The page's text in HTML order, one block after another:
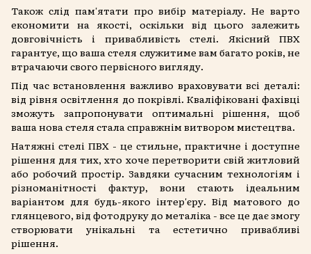
Також слід пам'ятати про вибір матеріалу. Не варто
економити на якості, оскільки від цього залежить
довговічність і привабливість стелі. Якісний ПВХ
гарантує, що ваша стеля служитиме вам багато років, не
втрачаючи свого первісного вигляду.
Під час встановлення важливо враховувати всі деталі:
від рівня освітлення до покрівлі. Кваліфіковані фахівці
зможуть запропонувати оптимальні рішення, щоб
ваша нова стеля стала справжнім витвором мистецтва.
Натяжні стелі ПВХ - це стильне, практичне і доступне
рішення для тих, хто хоче перетворити свій житловий
або робочий простір. Завдяки сучасним технологіям і
різноманітності фактур, вони стають ідеальним
варіантом для будь-якого інтер'єру. Від матового до
глянцевого, від фотодруку до металіка - все це дає змогу
створювати унікальні та естетично привабливі
рішення.